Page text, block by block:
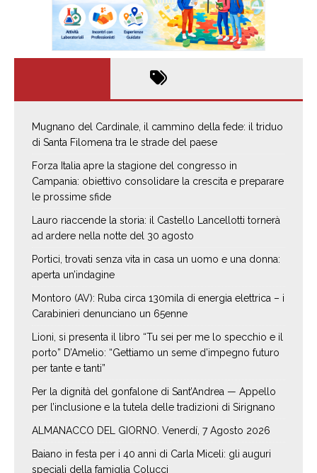
Mugnano del Cardinale, il cammino della fede: il triduo
di Santa Filomena tra le strade del paese
Forza Italia apre la stagione del congresso in
Campania: obiettivo consolidare la crescita e preparare
le prossime sfide
Lauro riaccende la storia: il Castello Lancellotti tornerà
ad ardere nella notte del 30 agosto
Portici, trovati senza vita in casa un uomo e una donna:
aperta un’indagine
Montoro (AV): Ruba circa 130mila di energia elettrica – i
Carabinieri denunciano un 65enne
Lioni, si presenta il libro “Tu sei per me lo specchio e il
porto” D’Amelio: “Gettiamo un seme d’impegno futuro
per tante e tanti”
Per la dignità del gonfalone di Sant’Andrea — Appello
per l’inclusione e la tutela delle tradizioni di Sirignano
ALMANACCO DEL GIORNO. Venerdí, 7 Agosto 2026
Baiano in festa per i 40 anni di Carla Miceli: gli auguri
speciali della famiglia Colucci